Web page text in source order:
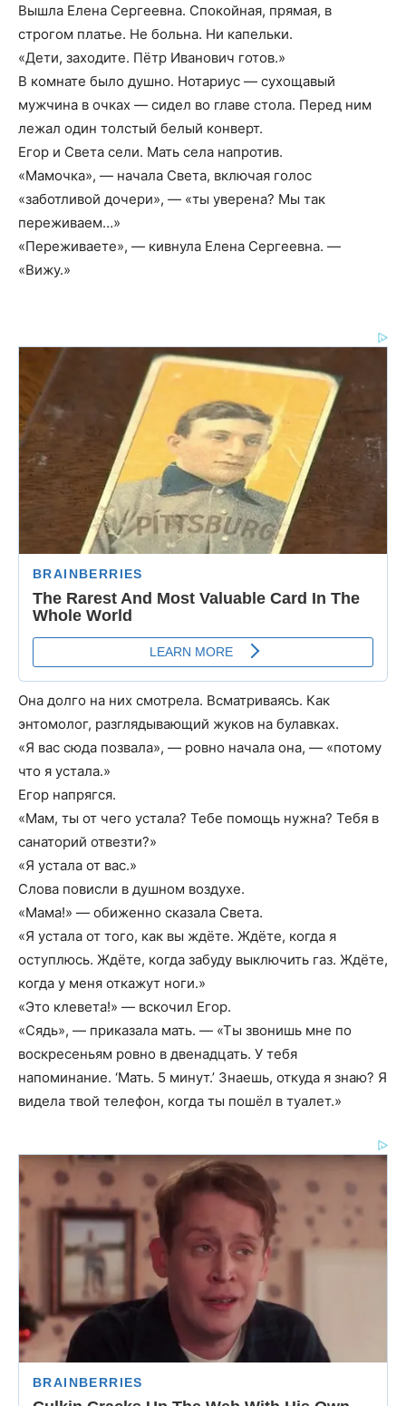
Вышла Елена Сергеевна. Спокойная, прямая, в
строгом платье. Не больна. Ни капельки.
«Дети, заходите. Пётр Иванович готов.»
В комнате было душно. Нотариус — сухощавый
мужчина в очках — сидел во главе стола. Перед ним
лежал один толстый белый конверт.
Егор и Света сели. Мать села напротив.
«Мамочка», — начала Света, включая голос
«заботливой дочери», — «ты уверена? Мы так
переживаем…»
«Переживаете», — кивнула Елена Сергеевна. —
«Вижу.»
Она долго на них смотрела. Всматриваясь. Как
энтомолог, разглядывающий жуков на булавках.
«Я вас сюда позвала», — ровно начала она, — «потому
что я устала.»
Егор напрягся.
«Мам, ты от чего устала? Тебе помощь нужна? Тебя в
санаторий отвезти?»
«Я устала от вас.»
Слова повисли в душном воздухе.
«Мама!» — обиженно сказала Света.
«Я устала от того, как вы ждёте. Ждёте, когда я
оступлюсь. Ждёте, когда забуду выключить газ. Ждёте,
когда у меня откажут ноги.»
«Это клевета!» — вскочил Егор.
«Сядь», — приказала мать. — «Ты звонишь мне по
воскресеньям ровно в двенадцать. У тебя
напоминание. ‘Мать. 5 минут.’ Знаешь, откуда я знаю? Я
видела твой телефон, когда ты пошёл в туалет.»